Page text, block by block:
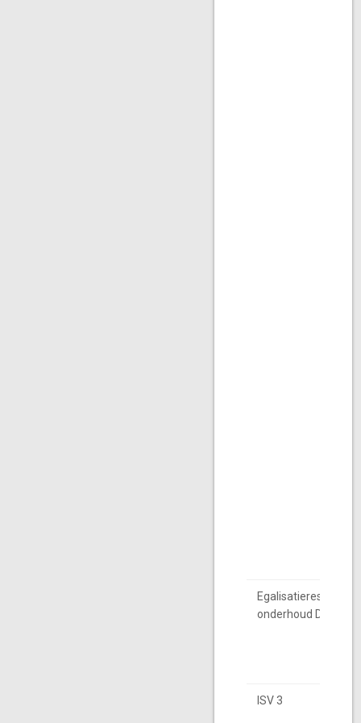
onderhoud DBI
ISV 3